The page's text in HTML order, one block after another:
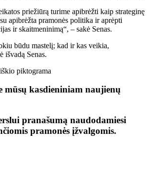
priežiūrą turime apibrėžti kaip strateginę
apibrėžta pramonės politika ir aprėpti
ir skaitmeninimą“, – sakė Senas.
būdu mastelį; kad ir kas veikia,
išvadą Senas.
mūsų kasdieniniam naujienų
pranašumą naudodamiesi
pramonės įžvalgomis.